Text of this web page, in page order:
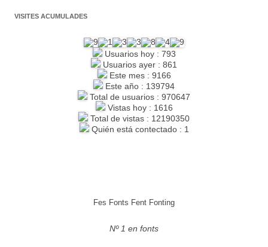
VISITES ACUMULADES
Usuarios hoy : 793
Usuarios ayer : 861
Este mes : 9166
Este año : 139794
Total de usuarios : 970647
Vistas hoy : 1616
Total de vistas : 12190350
Quién está contectado : 1
Fes Fonts Fent Fonting
Nº 1 en fonts